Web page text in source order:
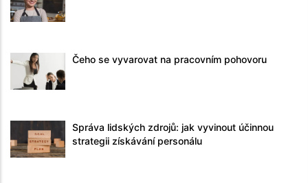
Čeho se vyvarovat na pracovním pohovoru
Správa lidských zdrojů: jak vyvinout účinnou
strategii získávání personálu